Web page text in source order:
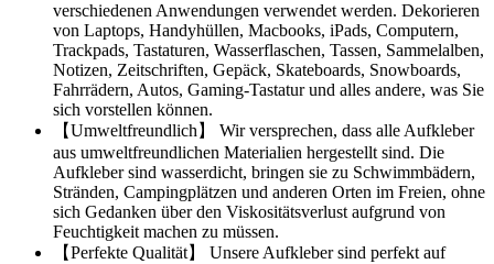
verschiedenen Anwendungen verwendet werden. Dekorieren
von Laptops, Handyhüllen, Macbooks, iPads, Computern,
Trackpads, Tastaturen, Wasserflaschen, Tassen, Sammelalben,
Notizen, Zeitschriften, Gepäck, Skateboards, Snowboards,
Fahrrädern, Autos, Gaming-Tastatur und alles andere, was Sie
sich vorstellen können.
【Umweltfreundlich】 Wir versprechen, dass alle Aufkleber
aus umweltfreundlichen Materialien hergestellt sind. Die
Aufkleber sind wasserdicht, bringen sie zu Schwimmbädern,
Stränden, Campingplätzen und anderen Orten im Freien, ohne
sich Gedanken über den Viskositätsverlust aufgrund von
Feuchtigkeit machen zu müssen.
【Perfekte Qualität】 Unsere Aufkleber sind perfekt auf